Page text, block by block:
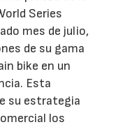
Series
mes de julio,
de su gama
bike en un
Esta
su estrategia
los